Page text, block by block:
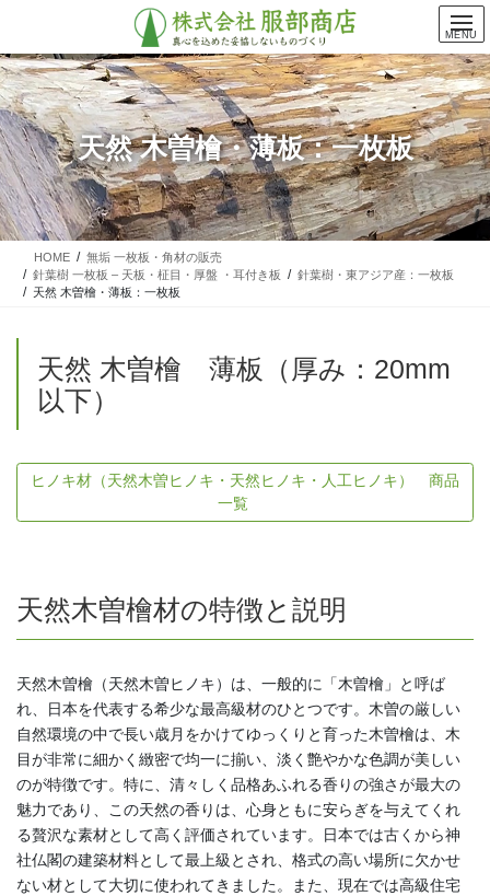
テ
ン
ツ
に
移
動
ゲ
ー
シ
ョ
ン
に
移
動
天然 木曽檜・薄板：一枚板
HOME
無垢 一枚板・角材の販売
針葉樹 一枚板 – 天板・柾目・厚盤 ・耳付き板
針葉樹・東アジア産：一枚板
天然 木曽檜・薄板：一枚板
天然 木曽檜 薄板（厚み：20mm
以下）
ヒノキ材（天然木曽ヒノキ・天然ヒノキ・人工ヒノキ） 商品
一覧
天然木曽檜材の特徴と説明
天然木曽檜（天然木曽ヒノキ）は、一般的に「木曽檜」と呼ば
れ、日本を代表する希少な最高級材のひとつです。木曽の厳しい
自然環境の中で長い歳月をかけてゆっくりと育った木曽檜は、木
目が非常に細かく緻密で均一に揃い、淡く艶やかな色調が美しい
のが特徴です。特に、清々しく品格あふれる香りの強さが最大の
魅力であり、この天然の香りは、心身ともに安らぎを与えてくれ
る贅沢な素材として高く評価されています。日本では古くから神
社仏閣の建築材料として最上級とされ、格式の高い場所に欠かせ
ない材として大切に使われてきました。また、現在では高級住宅
MENU